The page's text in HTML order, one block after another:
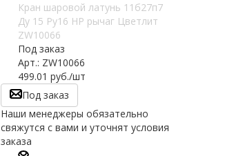
Кран шаровой латунь 11б27п7
Ду 15 Ру16 НР рычаг Цветлит
ZW10066
Под заказ
Арт.: ZW10066
499.01 руб./шт
Под заказ
Наши менеджеры обязательно
свяжутся с вами и уточнят условия
заказа